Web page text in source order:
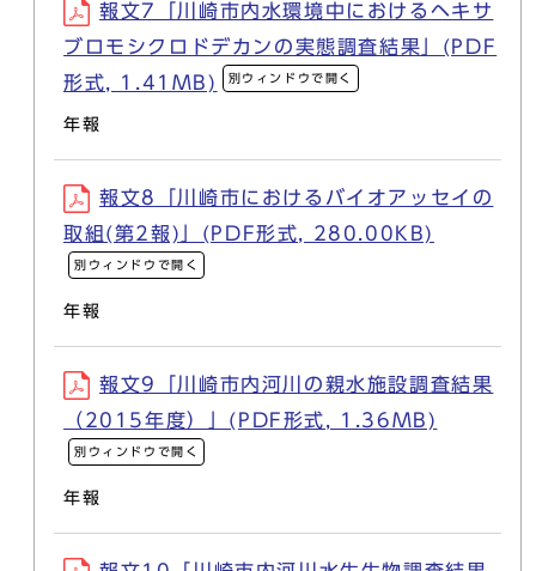
報文7「川崎市内水環境中におけるヘキサ
ブロモシクロドデカンの実態調査結果」(PDF
形式, 1.41MB)
別ウィンドウで開く
年報
報文8「川崎市におけるバイオアッセイの
取組(第2報)」(PDF形式, 280.00KB)
別ウィンドウで開く
年報
報文9「川崎市内河川の親水施設調査結果
（2015年度）」(PDF形式, 1.36MB)
別ウィンドウで開く
年報